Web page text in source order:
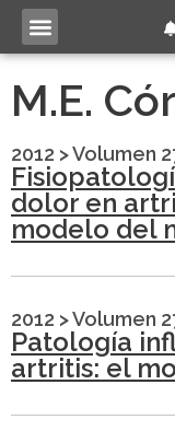
M.E.
2012 >Volumen
dolor en
modelo del
2012 >Volumen
Patología
artritis: el